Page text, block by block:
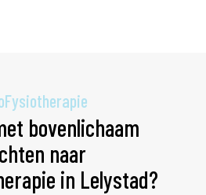
bovenlichaam
naar
in Lelystad?